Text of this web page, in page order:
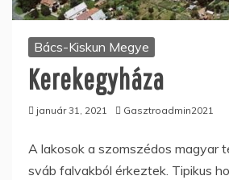
Bács-Kiskun Megye
Kerekegyháza
január 31, 2021 Gasztroadmin2021
A lakosok a szomszédos magyar
sváb falvakból érkeztek. Tipikus